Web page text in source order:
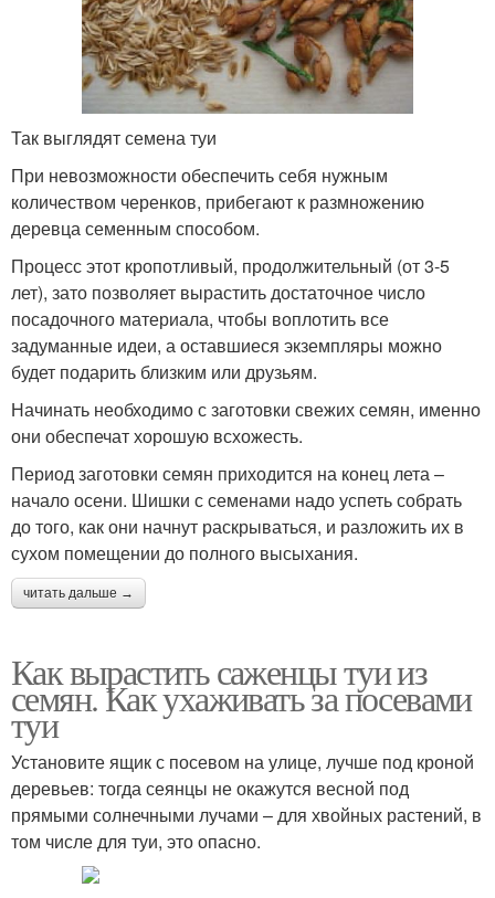
Так выглядят семена туи
При невозможности обеспечить себя нужным
количеством черенков, прибегают к размножению
деревца семенным способом.
Процесс этот кропотливый, продолжительный (от 3-5
лет), зато позволяет вырастить достаточное число
посадочного материала, чтобы воплотить все
задуманные идеи, а оставшиеся экземпляры можно
будет подарить близким или друзьям.
Начинать необходимо с заготовки свежих семян, именно
они обеспечат хорошую всхожесть.
Период заготовки семян приходится на конец лета –
начало осени. Шишки с семенами надо успеть собрать
до того, как они начнут раскрываться, и разложить их в
сухом помещении до полного высыхания.
читать дальше →
Как вырастить саженцы туи из
семян. Как ухаживать за посевами
туи
Установите ящик с посевом на улице, лучше под кроной
деревьев: тогда сеянцы не окажутся весной под
прямыми солнечными лучами – для хвойных растений, в
том числе для туи, это опасно.